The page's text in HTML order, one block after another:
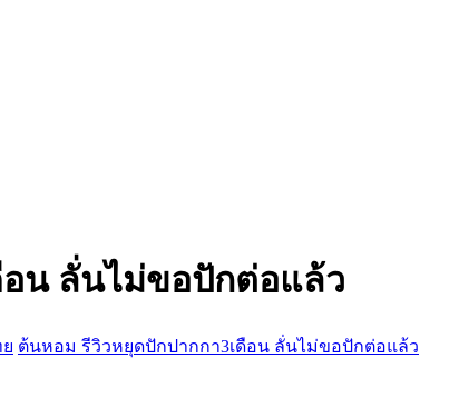
น ลั่นไม่ขอปักต่อแล้ว
ต้นหอม รีวิวหยุดปักปากกา3เดือน ลั่นไม่ขอปักต่อแล้ว